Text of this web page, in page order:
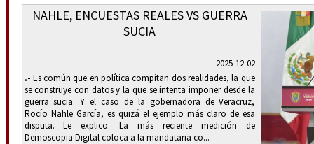
NAHLE, ENCUESTAS REALES VS GUERRA
SUCIA
2025-12-02
.- Es común que en política compitan dos realidades, la que
se construye con datos y la que se intenta imponer desde la
guerra sucia. Y el caso de la gobernadora de Veracruz,
Rocío Nahle García, es quizá el ejemplo más claro de esa
disputa. Le explico. La más reciente medición de
Demoscopia Digital coloca a la mandataria co...